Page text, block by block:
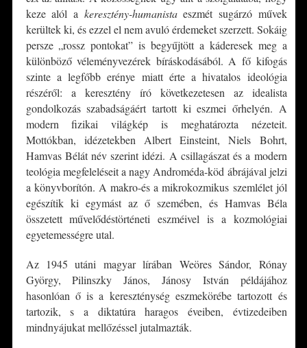
keze alól a keresztény-humanistaeszmét sugárzó művek
kerültek ki, és ezzel el nem avuló érdemeket szerzett. Sokáig
persze „rossz pontokat” is begyűjtött a káderesek meg a
különböző véleményvezérek bíráskodásából. A fő kifogás
szinte a legfőbb erénye miatt érte a hivatalos ideológia
részéről: a keresztény író következetesen az idealista
gondolkozás szabadságáért tartott ki eszmei őrhelyén. A
modern fizikai világkép is meghatározta nézeteit.
Mottókban, idézetekben Albert Einsteint, Niels Bohrt,
Hamvas Bélát név szerint idézi. A csillagászat és a modern
teológia megfeleléseit a nagy Androméda-köd ábrájával jelzi
a könyvborítón. A makro-és a mikrokozmikus szemlélet jól
egészítik ki egymást az ő szemében, és Hamvas Béla
összetett művelődéstörténeti eszméivel is a kozmológiai
egyetemességre utal.
Az 1945 utáni magyar lírában Weöres Sándor, Rónay
György, Pilinszky János, Jánosy István példájához
hasonlóan ő is a kereszténység eszmekörébe tartozott és
tartozik, s a diktatúra haragos éveiben, évtizedeiben
mindnyájukat mellőzéssel jutalmazták.